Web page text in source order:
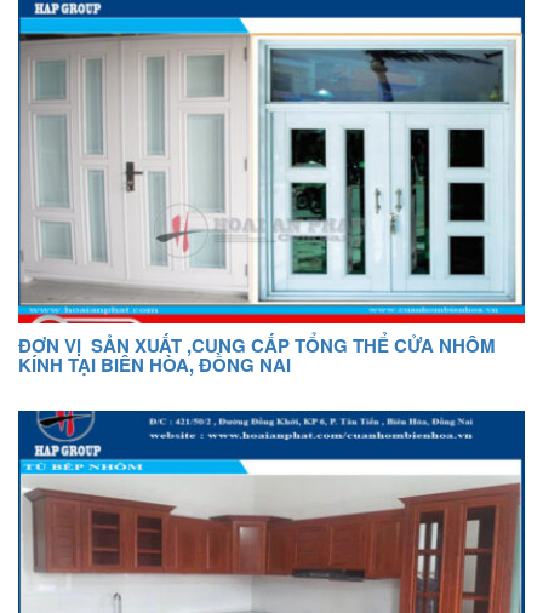
ĐƠN VỊ SẢN XUẤT ,CUNG CẤP TỔNG THỂ CỬA NHÔM
KÍNH TẠI BIÊN HÒA, ĐỒNG NAI